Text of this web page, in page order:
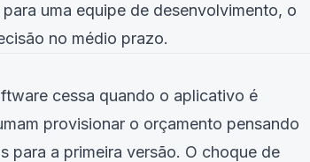
uma equipe de desenvolvimento, o
no médio prazo.
cessa quando o aplicativo é
provisionar o orçamento pensando
para a primeira versão. O choque de